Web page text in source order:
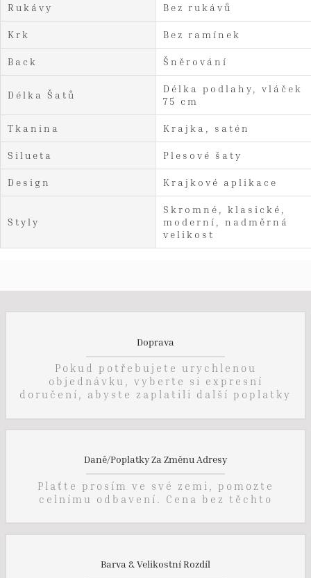
Rukávy Bez rukávů
Krk Bez ramínek
Back Šněrování
Délka Šatů
Délka podlahy, vláček
75 cm
Tkanina Krajka, satén
Silueta Plesové šaty
Design Krajkové aplikace
Styly
Skromné, klasické,
moderní, nadměrná
velikost
Doprava
Pokud potřebujete urychlenou
objednávku, vyberte si expresní
doručení, abyste zaplatili další poplatky
Daně/Poplatky Za Změnu Adresy
Plaťte prosím ve své zemi, pomozte
celnímu odbavení. Cena bez těchto
Barva & Velikostní Rozdíl